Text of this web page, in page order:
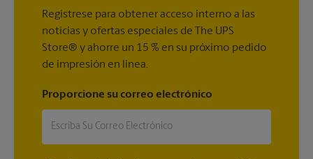
Regístrese para obtener acceso interno a las
noticias y ofertas especiales de The UPS
Store® y ahorre un 15 % en su próximo pedido
de impresión en línea.
Proporcione su correo electrónico